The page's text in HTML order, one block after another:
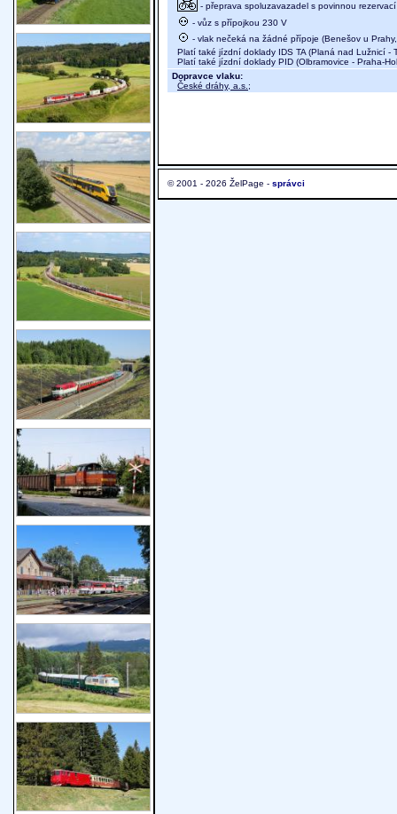
- přeprava spoluzavazadel s povinnou
- vůz s přípojkou 230 V
- vlak nečeká na žádné přípoje (Benešov u
Platí také jízdní doklady IDS TA (Planá nad Lužnicí -
Platí také jízdní doklady PID (Olbramovice - Praha-
Dopravce vlaku:
České dráhy, a.s. ;
© 2001 - 2026 ŽelPage - správci